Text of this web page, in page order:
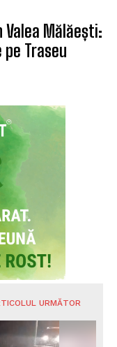
Valea Mălăești:
Traseu
URMĂTOR